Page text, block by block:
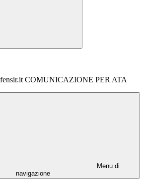
COMUNICAZIONE PER ATA
Menu di
navigazione